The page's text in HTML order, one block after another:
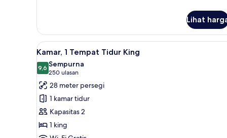
2
Tempat
Tidur
Queen,
sudut
Lihat
Lihat
semua
foto
untuk
Kamar,
Tempat
Tidur
Meja kerja, ruang kerja
6
Kamar, 1 Tempat Tidur King
9,69,6 dari 10
Sempurna
250 ulasan
(250
ulasan)
28 meter persegi
1 kamar tidur
Kapasitas 2
1 king